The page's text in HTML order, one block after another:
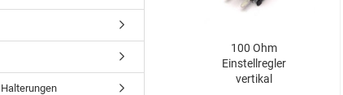
100 Ohm
Einstellregler
vertikal